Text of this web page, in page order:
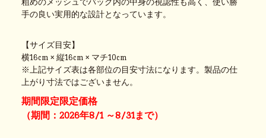
粗めのメッシュでバッグ内の中身の視認性も高く、使い勝
手の良い実用的な設計となっています。
【サイズ目安】
横16cm × 縦16cm × マチ10cm
※上記サイズ表は各部位の目安寸法になります。製品の仕
上がり寸法ではございません。
期間限定限定価格
（期間：2026年8/1 ～8/31まで）